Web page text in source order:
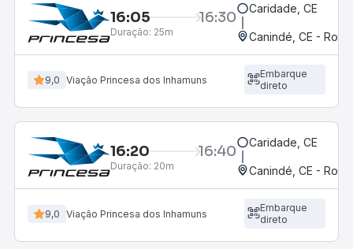
16:05 16:30
Duração: 25m
Caridade, CE
Canindé, CE -
9,0 Viação Princesa dos Inhamuns
Embarque
direto
16:20 16:40
Duração: 20m
Caridade, CE
Canindé, CE -
9,0 Viação Princesa dos Inhamuns
Embarque
direto